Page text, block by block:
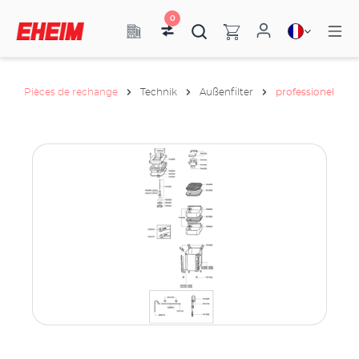
0
Pièces de rechange Technik Außenfilter professionel